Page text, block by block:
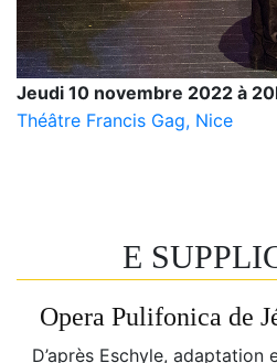
Jeudi 10 novembre 2022 à
Théâtre Francis Gag, Nice
E
Opera Pulifonica de
D’après Eschyle, adaptation